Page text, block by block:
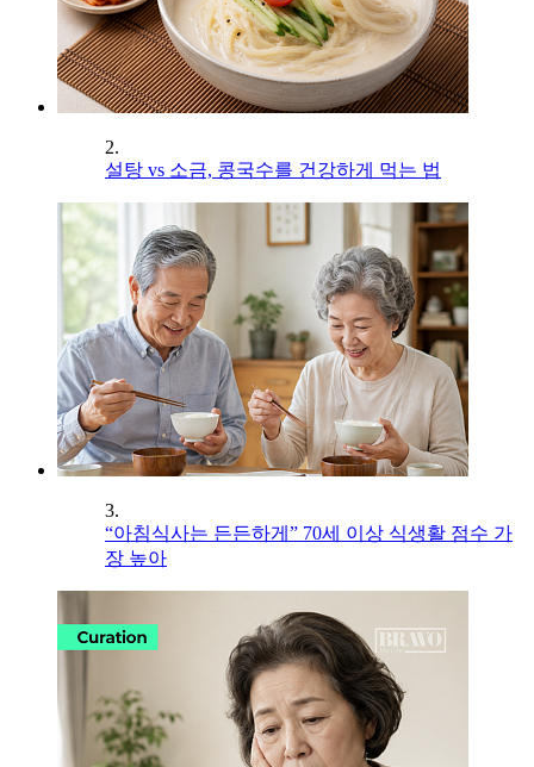
2.
설탕 vs 소금, 콩국수를 건강하게 먹는 법
3.
“아침식사는 든든하게” 70세 이상 식생활 점수 가
장 높아